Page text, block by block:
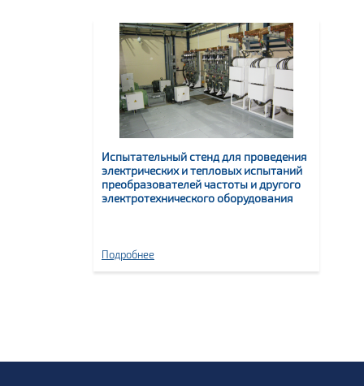
Испытательный стенд для проведения
электрических и тепловых испытаний
преобразователей частоты и другого
электротехнического оборудования
Подробнее